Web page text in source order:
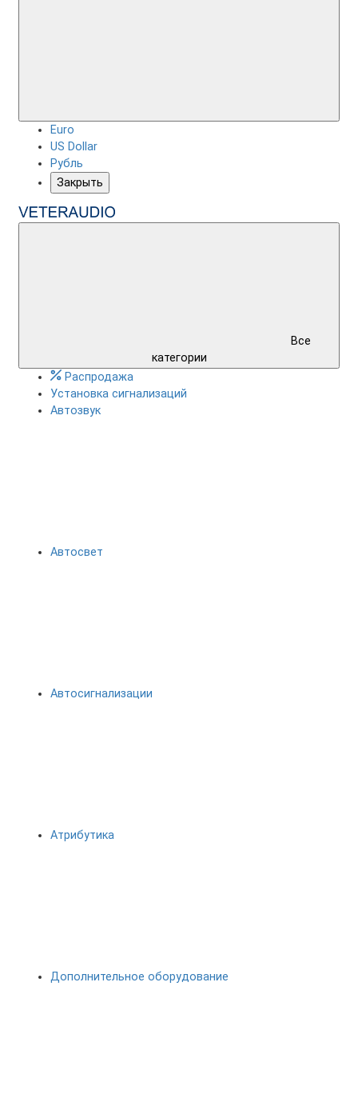
Euro
US Dollar
Рубль
Закрыть
Все
категории
Распродажа
Установка сигнализаций
Автозвук
Автосвет
Автосигнализации
Атрибутика
Дополнительное оборудование